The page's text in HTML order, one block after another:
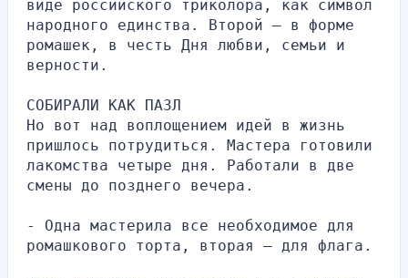
виде российского триколора, как символ
народного единства. Второй – в форме
ромашек, в честь Дня любви, семьи и
верности.
СОБИРАЛИ КАК ПАЗЛ
Но вот над воплощением идей в жизнь
пришлось потрудиться. Мастера готовили
лакомства четыре дня. Работали в две
смены до позднего вечера.
- Одна мастерила все необходимое для
ромашкового торта, вторая – для флага.